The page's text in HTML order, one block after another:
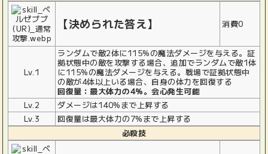
【決められた答え】 消費0
Lv.1
ランダムで敵2体に115%の魔法ダメージを与える。証
拠状態中の敵を攻撃する場合、追加でランダムで敵1体
に115%の魔法ダメージを与える。戦場で証拠状態中
の敵が4体以上いる場合、自身の体力を回復する
回復量：最大体力の4%。会心発生可能
Lv.2
ダメージは140%まで上昇する
Lv.3
回復量は最大体力の7%まで上昇する
必殺技